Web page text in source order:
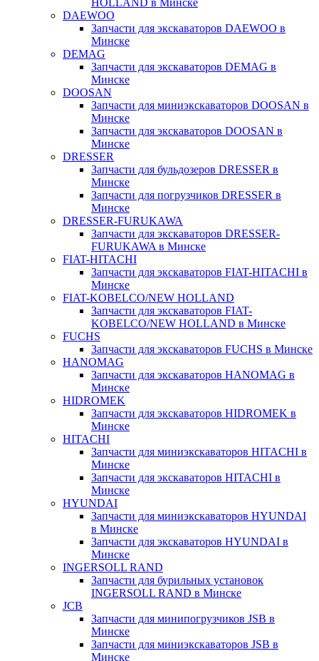
HOLLAND в Минске
DAEWOO
Запчасти для экскаваторов DAEWOO в
Минске
DEMAG
Запчасти для экскаваторов DEMAG в
Минске
DOOSAN
Запчасти для миниэкскаваторов DOOSAN в
Минске
Запчасти для экскаваторов DOOSAN в
Минске
DRESSER
Запчасти для бульдозеров DRESSER в
Минске
Запчасти для погрузчиков DRESSER в
Минске
DRESSER-FURUKAWA
Запчасти для экскаваторов DRESSER-
FURUKAWA в Минске
FIAT-HITACHI
Запчасти для экскаваторов FIAT-HITACHI в
Минске
FIAT-KOBELCO/NEW HOLLAND
Запчасти для экскаваторов FIAT-
KOBELCO/NEW HOLLAND в Минске
FUCHS
Запчасти для экскаваторов FUCHS в Минске
HANOMAG
Запчасти для экскаваторов HANOMAG в
Минске
HIDROMEK
Запчасти для экскаваторов HIDROMEK в
Минске
HITACHI
Запчасти для миниэкскаваторов HITACHI в
Минске
Запчасти для экскаваторов HITACHI в
Минске
HYUNDAI
Запчасти для миниэкскаваторов HYUNDAI
в Минске
Запчасти для экскаваторов HYUNDAI в
Минске
INGERSOLL RAND
Запчасти для бурильных установок
INGERSOLL RAND в Минске
JCB
Запчасти для минипогрузчиков JSB в
Минске
Запчасти для миниэкскаваторов JSB в
Минске